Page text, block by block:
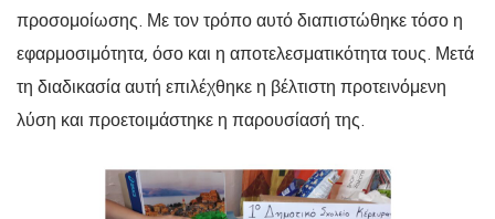
προσομοίωσης. Με τον τρόπο αυτό διαπιστώθηκε τόσο η
εφαρμοσιμότητα, όσο και η αποτελεσματικότητα τους. Μετά
τη διαδικασία αυτή επιλέχθηκε η βέλτιστη προτεινόμενη
λύση και προετοιμάστηκε η παρουσίασή της.